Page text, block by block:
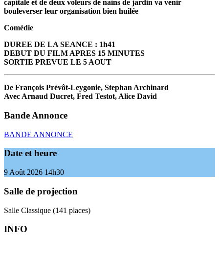
capitale et de deux voleurs de nains de jardin va venir
bouleverser leur organisation bien huilée
Comédie
DUREE DE LA SEANCE : 1h41
DEBUT DU FILM APRES 15 MINUTES
SORTIE PREVUE LE 5 AOUT
De François Prévôt-Leygonie, Stephan Archinard
Avec Arnaud Ducret, Fred Testot, Alice David
Bande Annonce
BANDE ANNONCE
Date et heure
9 Août 2026 14h30
Salle de projection
Salle Classique (141 places)
INFO